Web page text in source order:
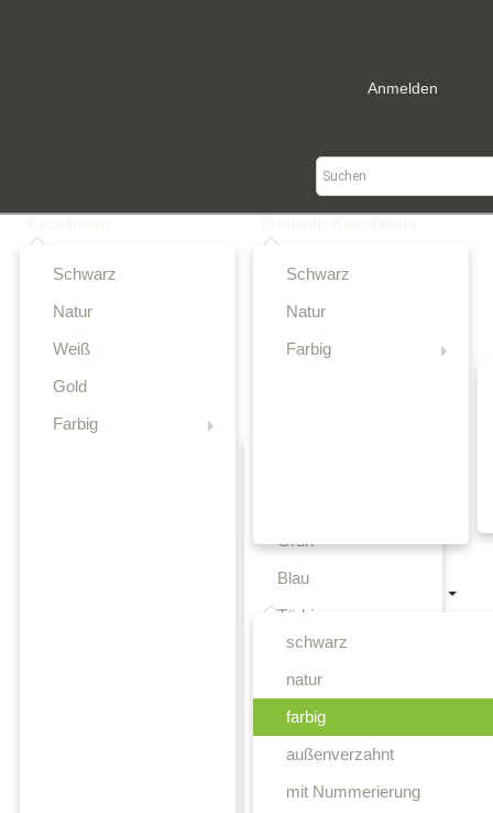
Anmelden
Schwarz
Natur
Weiß
Gold
Farbig
Grün
Blau
Türkis
Lila
Orange
Petrol
Beige
Braun
Schwarz
Natur
Farbig
schwarz
natur
farbig
außenverzahnt
mit Nummerierung